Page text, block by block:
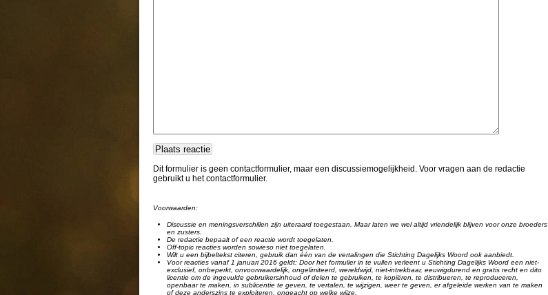
Dit formulier is geen contactformulier, maar een discussiemogelijkheid. Voor vragen aan de redactie
gebruikt u het contactformulier.
Voorwaarden:
Discussie en meningsverschillen zijn uiteraard toegestaan. Maar laten we wel altijd vriendelijk blijven voor onze broeders
en zusters.
De redactie bepaalt of een reactie wordt toegelaten.
Off-topic reacties worden sowieso niet toegelaten.
Wilt u een bijbeltekst citeren, gebruik dan één van de vertalingen die Stichting Dagelijks Woord ook aanbiedt.
Voor reacties vanaf 1 januari 2016 geldt: Door het formulier in te vullen verleent u Stichting Dagelijks Woord een niet-
exclusief, onbeperkt, onvoorwaardelijk, ongelimiteerd, wereldwijd, niet-intrekbaar, eeuwigdurend en gratis recht en dito
licentie om de ingevulde gebruikersinhoud of delen te gebruiken, te kopiëren, te distribueren, te reproduceren,
openbaar te maken, in sublicentie te geven, te vertalen, te wijzigen, weer te geven, er afgeleide werken van te maken
of deze anderszins te exploiteren, ongeacht op welke wijze.